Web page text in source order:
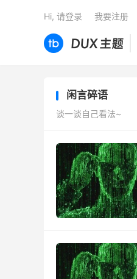
Hi, 请登录 我要注册
闲言碎语
谈一谈自己看法~